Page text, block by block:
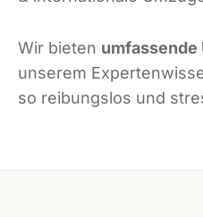
Wir bieten umfassende
unserem
so reibungslos und